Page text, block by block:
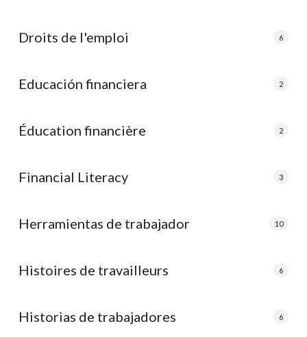
Droits de l'emploi 6
Educación financiera 2
Éducation financière 2
Financial Literacy 3
Herramientas de trabajador 10
Histoires de travailleurs 6
Historias de trabajadores 6